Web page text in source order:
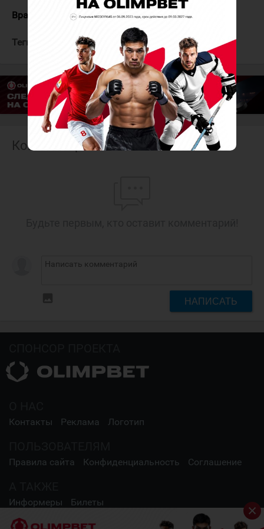
Вратари: Рогатко - Левченко
Теги: СКА-Юниор АКМ-Юниор
Комментарии
НАПИСАТЬ
Контакты Реклама Логотип
Правила сайта Конфиденциальность Соглашение
Информеры Билеты